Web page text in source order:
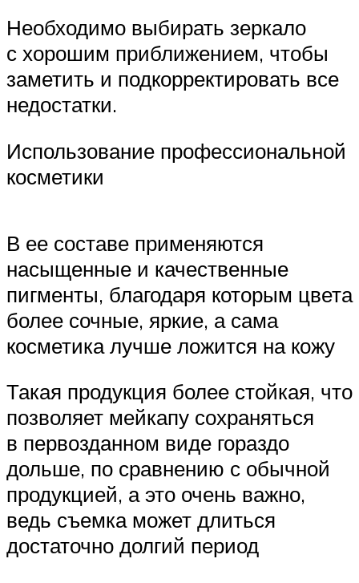
Необходимо выбирать зеркало
с хорошим приближением, чтобы
заметить и подкорректировать все
недостатки.
Использование профессиональной
косметики
В ее составе применяются
насыщенные и качественные
пигменты, благодаря которым цвета
более сочные, яркие, а сама
косметика лучше ложится на кожу
Такая продукция более стойкая, что
позволяет мейкапу сохраняться
в первозданном виде гораздо
дольше, по сравнению с обычной
продукцией, а это очень важно,
ведь съемка может длиться
достаточно долгий период